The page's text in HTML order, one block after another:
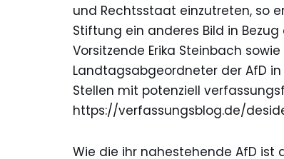
und Rechtsstaat einzutreten, so
Stiftung ein anderes Bild in
Vorsitzende Erika Steinbach
Landtagsabgeordneter der AfD
Stellen mit potenziell
https://verfassungsblog.de/
Wie die ihr nahestehende AfD